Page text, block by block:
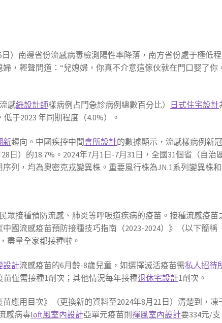
）南邊省份流感病毒檢測陽性率降落，南方省份處于極低
，輕聲問道：“兒媳婦，你真不介意這傢伙就在門口娶了你
感綠設計師樣病例占門急診病例總數百分比） 日式住宅設計
于2023 年同期程度（4.0%）。
新趨向。中國疾控中間會所設計的數據顯示，流感樣病例新
日）的18.7%。2024年7月1日-7月31日，全國31個省（自治
列，均為奧密克戎變異株。重要風行株為JN.1系列變異株和
眾接種預防流感、肺炎等呼吸道疾病的疫苗。接種流感疫苗
國流感疫苗預防接種技巧指南（2023-2024）》（以下簡
盡量全家都接種啦。
設計流感疫苗的6月齡-8歲兒童，如選擇滅活疫苗需私人招待
苗僅需接種1劑次；其他情況每年接種退休宅設計1劑次。
應用目次》（更換新的資料至2024年8月21日）清楚到，凍
感病毒loft風室內設計亞單元疫苗則禪風室內設計要334元/